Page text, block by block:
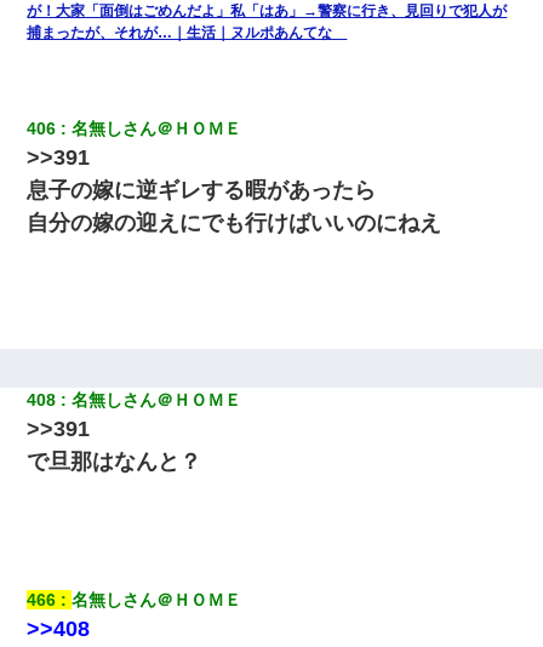
彼女(美人女医)にネックレスをプレゼント。「こんな安物を渡すく
らいなら、渡さないほうがマシだからね」→ ６０万したと話した
が！大家「面倒はごめんだよ」私「はあ」→警察に行き、見回りで犯人が
捕まったが、それが…｜生活｜ヌルポあんてな
406 名無しさん＠ＨＯＭＥ
>>391
息子の嫁に逆ギレする暇があったら
自分の嫁の迎えにでも行けばいいのにねえ
408 名無しさん＠ＨＯＭＥ
>>391
で旦那はなんと？
466 名無しさん＠ＨＯＭＥ
>>408